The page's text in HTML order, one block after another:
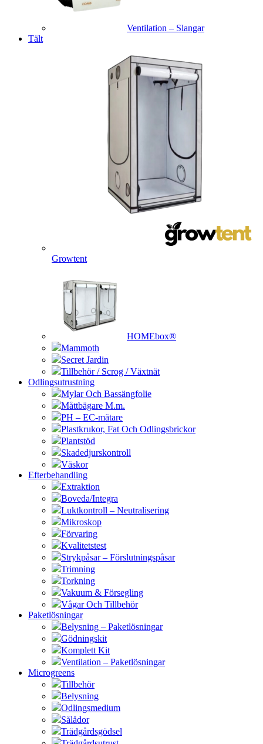
Ventilation – Slangar
Tält
Growtent
HOMEbox®
Mammoth
Secret Jardin
Tillbehör / Scrog / Växtnät
Odlingsutrustning
Mylar Och Bassängfolie
Måttbägare M.m.
PH – EC-mätare
Plastkrukor, Fat Och Odlingsbrickor
Plantstöd
Skadedjurskontroll
Väskor
Efterbehandling
Extraktion
Boveda/Integra
Luktkontroll – Neutralisering
Mikroskop
Förvaring
Kvalitetstest
Strykpåsar – Förslutningspåsar
Trimning
Torkning
Vakuum & Försegling
Vågar Och Tillbehör
Paketlösningar
Belysning – Paketlösningar
Gödningskit
Komplett Kit
Ventilation – Paketlösningar
Microgreens
Tillbehör
Belysning
Odlingsmedium
Sålådor
Trädgårdsgödsel